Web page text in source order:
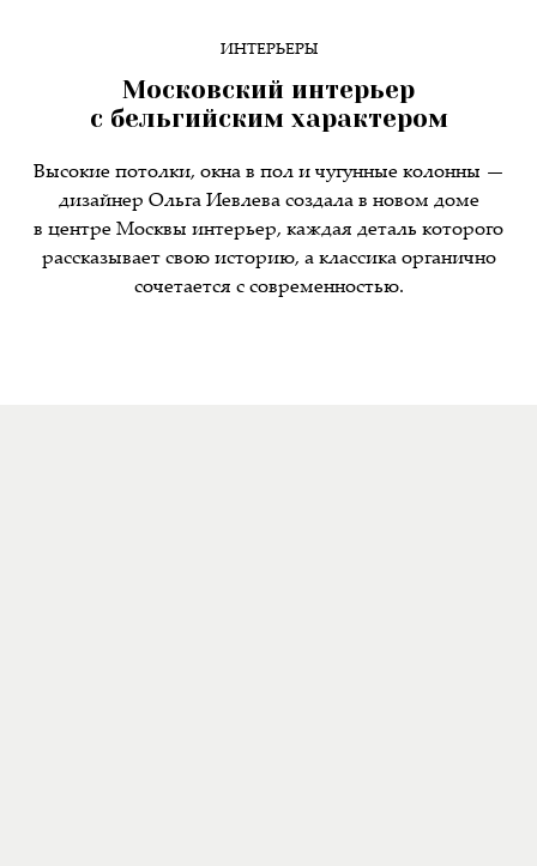
ИНТЕРЬЕРЫ
Московский интерьер
с бельгийским характером
Высокие потолки, окна в пол и чугунные колонны —
дизайнер Ольга Иевлева создала в новом доме
в центре Москвы интерьер, каждая деталь которого
рассказывает свою историю, а классика органично
сочетается с современностью.